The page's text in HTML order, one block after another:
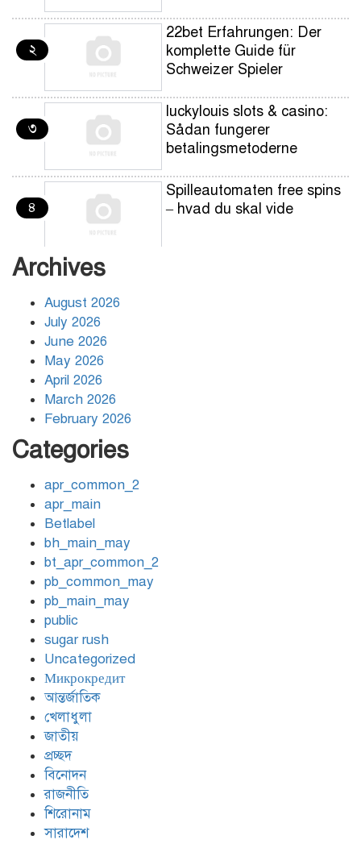
২
22bet Erfahrungen: Der
komplette Guide für
Schweizer Spieler
৩
luckylouis slots & casino:
Sådan fungerer
betalingsmetoderne
৪
Spilleautomaten free spins
– hvad du skal vide
৬
৭
১০
Archives
August 2026
July 2026
June 2026
May 2026
April 2026
March 2026
February 2026
Categories
apr_common_2
apr_main
Betlabel
bh_main_may
bt_apr_common_2
pb_common_may
pb_main_may
public
sugar rush
Uncategorized
Микрокредит
আন্তর্জাতিক
খেলাধুলা
জাতীয়
প্রচ্ছদ
বিনোদন
রাজনীতি
শিরোনাম
সারাদেশ